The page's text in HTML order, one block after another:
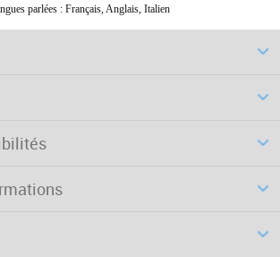
parlées : Français, Anglais, Italien